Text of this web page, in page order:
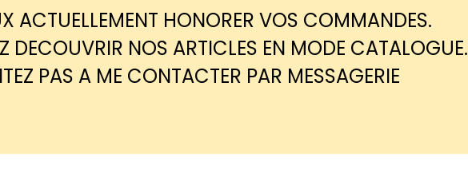
ACTUELLEMENT HONORER VOS COMMANDES.
DECOUVRIR NOS ARTICLES EN MODE CATALOGUE.
PAS A ME CONTACTER PAR MESSAGERIE